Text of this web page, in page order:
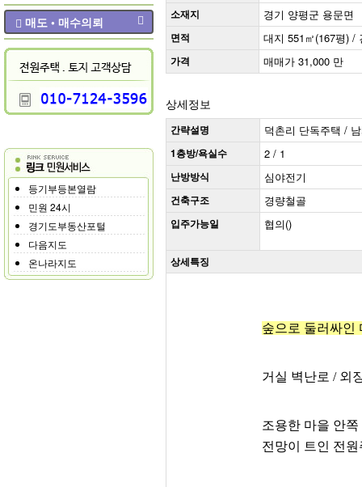
매도 • 매수의뢰
등기부등본열람
민원 24시
경기도부동산포털
다음지도
온나라지도
소재지 경기 양평군 용문면
면적 대지 551㎡(167평) /
가격 매매가 31,000 만
상세정보
간략설명 덕촌리 단독주택 /
1층방/욕실수 2 / 1
난방방식 심야전기
건축구조 경량철골
입주가능일 협의()
상세특징
숲으로 둘러싸인
거실 벽난로 / 외
조용한 마을 안
전망이 트인 전